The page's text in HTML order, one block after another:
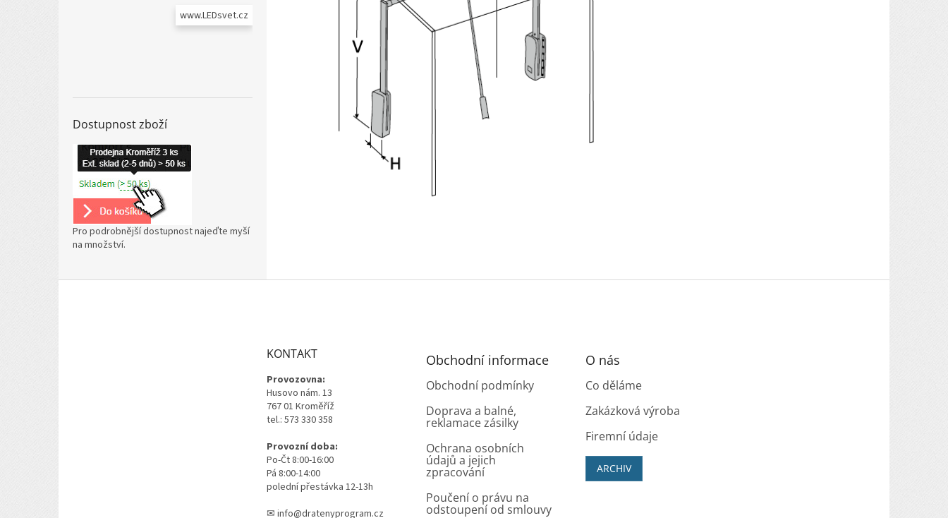
www.LEDsvet.cz
Dostupnost zboží
Pro podrobnější dostupnost najeďte myší
na množství.
KONTAKT
Provozovna:
Husovo nám. 13
767 01 Kroměříž
tel.: 573 330 358
Provozní doba:
Po-Čt 8:00-16:00
Pá 8:00-14:00
polední přestávka 12-13h
✉ info@dratenyprogram.cz
Obchodní informace
Obchodní podmínky
Doprava a balné,
reklamace zásilky
Ochrana osobních
údajů a jejich
zpracování
Poučení o právu na
odstoupení od smlouvy
O nás
Co děláme
Zakázková výroba
Firemní údaje
ARCHIV